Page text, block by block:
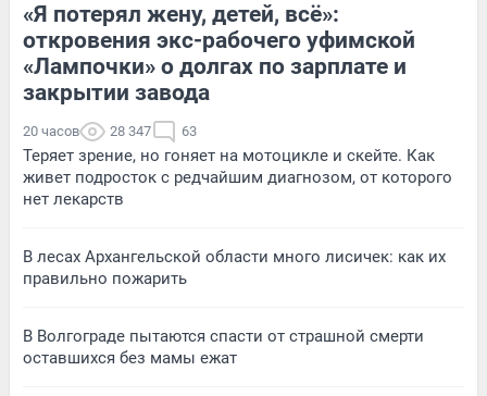
«Я потерял жену, детей, всё»:
откровения экс-рабочего уфимской
«Лампочки» о долгах по зарплате и
закрытии завода
20 часов 28 347 63
Теряет зрение, но гоняет на мотоцикле и скейте. Как
живет подросток с редчайшим диагнозом, от которого
нет лекарств
В лесах Архангельской области много лисичек: как их
правильно пожарить
В Волгограде пытаются спасти от страшной смерти
оставшихся без мамы ежат